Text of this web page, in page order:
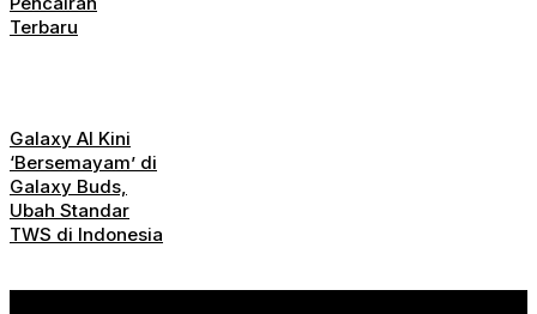
Terbaru
Galaxy AI Kini
‘Bersemayam’ di
Galaxy Buds,
Ubah Standar
TWS di Indonesia